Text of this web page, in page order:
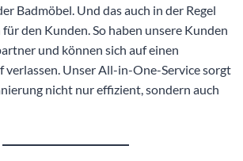
Badmöbel. Und das auch in der Regel
den Kunden. So haben unsere Kunden
und können sich auf einen
verlassen. Unser All-in-One-Service sorgt
nicht nur effizient, sondern auch